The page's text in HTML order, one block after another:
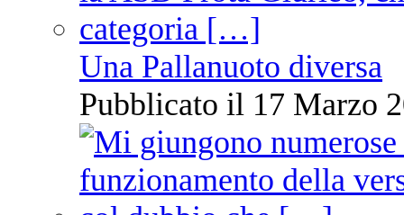
Una Pallanuoto diversa
Pubblicato il 17 Marzo